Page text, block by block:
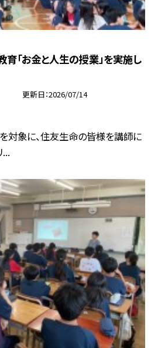
育「お金と人生の授業」を実施し
更新日 2026/07/14
対象に、住友生命の皆様を講師に
...